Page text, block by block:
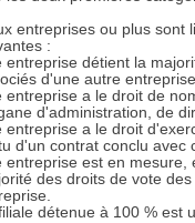
entreprises ou plus sont
:
entreprise détient la
d'une autre
entreprise a le droit de
d'administration, de
entreprise a le droit
d'un contrat conclu avec
entreprise est en
des droits de vote
détenue à 100 % est